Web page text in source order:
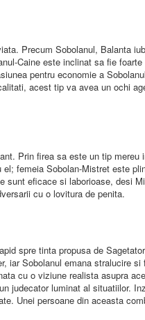
Precum Sobolanul, Balanta
Caine este inclinat sa fie
pentru economie a
acest tip va avea un ochi
Prin firea sa este un tip
femeia Sobolan-Mistret este
sunt eficace si laborioase, desi
cu o lovitura de penita.
spre tinta propusa de
iar Sobolanul emana stralucire
cu o viziune realista asupra
judecator luminat al situatiilor.
Unei persoane din aceasta